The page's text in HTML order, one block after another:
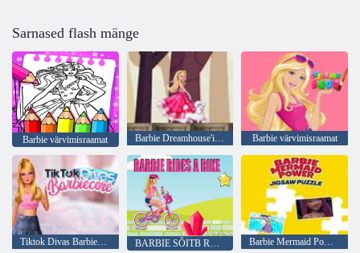
Sarnased flash mänge
Barbie värvimisraamat Barbie Dreamhouse'i seiklused Barbie värvimisraamat
Tiktok Divas Barbiecore Barbie Mermaid Power pusle